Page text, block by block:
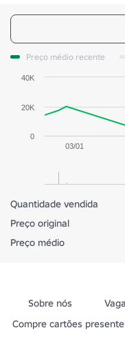
Preço médio recente
03/01
0
20K
40K
Quantidade vendida
Preço original
Preço médio
Sobre nós
Compre cartões presente